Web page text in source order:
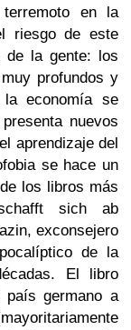
terremoto en la
riesgo de este
de la gente: los
profundos y
la economía se
nuevos
aprendizaje del
se hace un
los libros más
sich ab
exconsejero
de la
El libro
germano a